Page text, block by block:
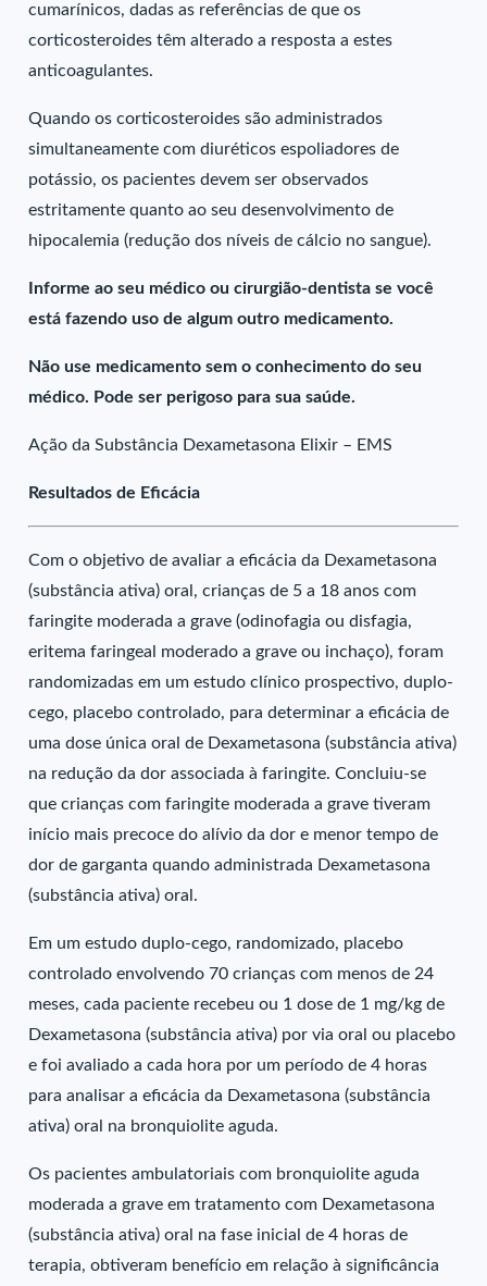
cumarínicos, dadas as referências de que os
corticosteroides têm alterado a resposta a estes
anticoagulantes.
Quando os corticosteroides são administrados
simultaneamente com diuréticos espoliadores de
potássio, os pacientes devem ser observados
estritamente quanto ao seu desenvolvimento de
hipocalemia (redução dos níveis de cálcio no sangue).
Informe ao seu médico ou cirurgião-dentista se você
está fazendo uso de algum outro medicamento.
Não use medicamento sem o conhecimento do seu
médico. Pode ser perigoso para sua saúde.
Ação da Substância Dexametasona Elixir – EMS
Resultados de Eficácia
Com o objetivo de avaliar a eficácia da Dexametasona
(substância ativa) oral, crianças de 5 a 18 anos com
faringite moderada a grave (odinofagia ou disfagia,
eritema faringeal moderado a grave ou inchaço), foram
randomizadas em um estudo clínico prospectivo, duplo-
cego, placebo controlado, para determinar a eficácia de
uma dose única oral de Dexametasona (substância ativa)
na redução da dor associada à faringite. Concluiu-se
que crianças com faringite moderada a grave tiveram
início mais precoce do alívio da dor e menor tempo de
dor de garganta quando administrada Dexametasona
(substância ativa) oral.
Em um estudo duplo-cego, randomizado, placebo
controlado envolvendo 70 crianças com menos de 24
meses, cada paciente recebeu ou 1 dose de 1 mg/kg de
Dexametasona (substância ativa) por via oral ou placebo
e foi avaliado a cada hora por um período de 4 horas
para analisar a eficácia da Dexametasona (substância
ativa) oral na bronquiolite aguda.
Os pacientes ambulatoriais com bronquiolite aguda
moderada a grave em tratamento com Dexametasona
(substância ativa) oral na fase inicial de 4 horas de
terapia, obtiveram benefício em relação à significância